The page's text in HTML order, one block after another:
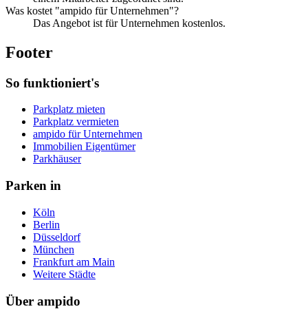
Was kostet "ampido für Unternehmen"?
Das Angebot ist für Unternehmen kostenlos.
Footer
So funktioniert's
Parkplatz mieten
Parkplatz vermieten
ampido für Unternehmen
Immobilien Eigentümer
Parkhäuser
Parken in
Köln
Berlin
Düsseldorf
München
Frankfurt am Main
Weitere Städte
Über ampido